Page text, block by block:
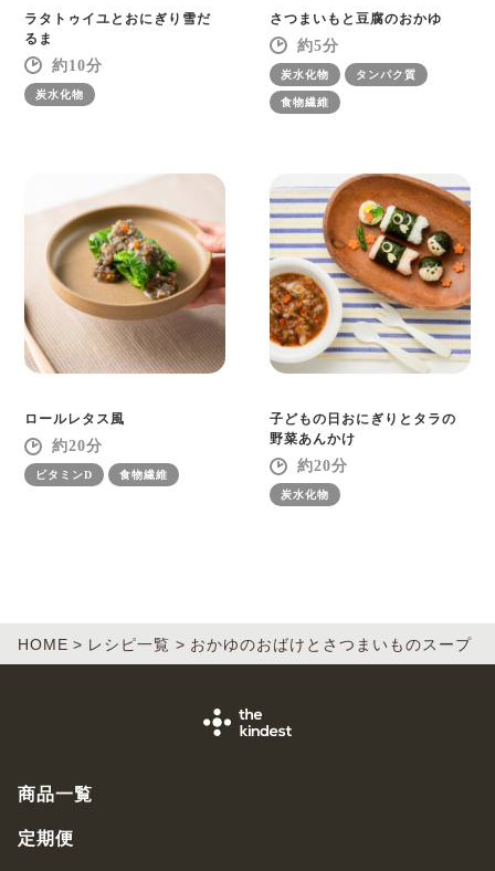
ラタトゥイユとおにぎり雪だ
るま
10
炭水化物
さつまいもと豆腐のおかゆ
5
炭水化物 タンパク質
食物繊維
ロールレタス風
20
ビタミンD 食物繊維
子どもの日おにぎりとタラの
野菜あんかけ
20
炭水化物
HOME レシピ一覧 おかゆのおばけとさつまいものスープ
商品一覧
定期便